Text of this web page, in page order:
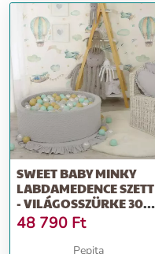
SWEET BABY MINKY
LABDAMEDENCE SZETT
- VILÁGOSSZÜRKE 30
CM
48 790 Ft
Pepita